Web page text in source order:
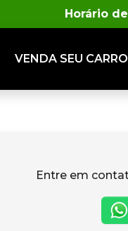
Horário
VENDA SEU CARRO
Entre em